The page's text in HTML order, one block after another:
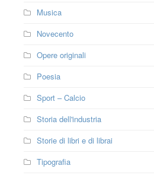
Musica
Novecento
Opere originali
Poesia
Sport – Calcio
Storia dell'industria
Storie di libri e di librai
Tipografia